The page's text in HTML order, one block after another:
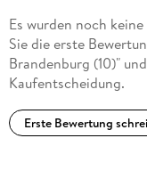
Es wurden noch
Sie die erste
Brandenburg (10)"
Kaufentscheidung.
Erste Bewertung